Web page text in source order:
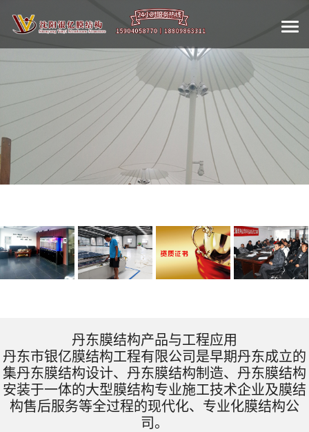
丹东膜结构产品与工程应用
丹东市银亿膜结构工程有限公司是早期丹东成立的
集丹东膜结构设计、丹东膜结构制造、丹东膜结构
安装于一体的大型膜结构专业施工技术企业及膜结
构售后服务等全过程的现代化、专业化膜结构公
司。